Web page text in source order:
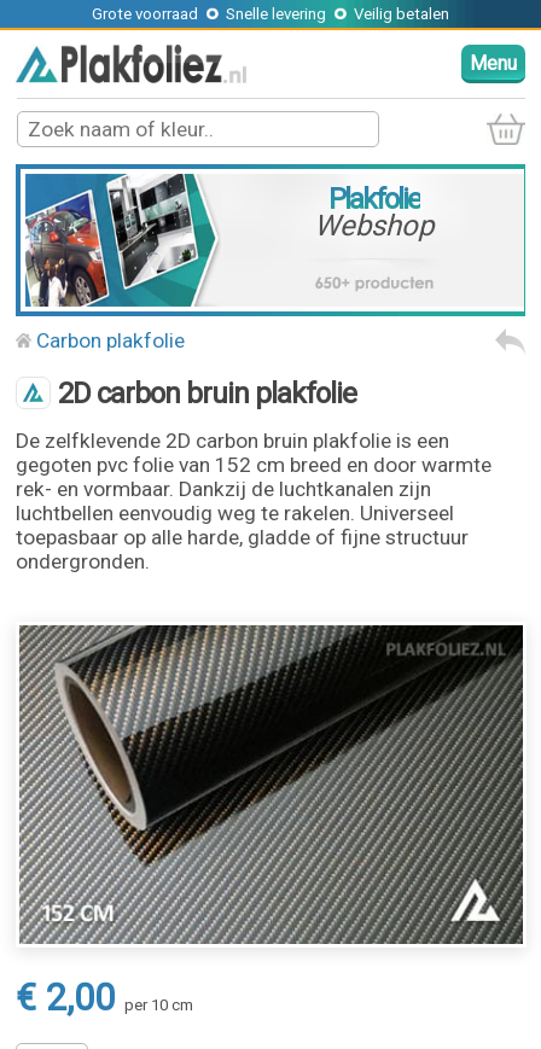
Grote voorraad Snelle levering Veilig betalen
Menu
Plakfolie
Webshop
Carbon plakfolie
2D carbon bruin plakfolie
De zelfklevende 2D carbon bruin plakfolie is een
gegoten pvc folie van 152 cm breed en door warmte
rek- en vormbaar. Dankzij de luchtkanalen zijn
luchtbellen eenvoudig weg te rakelen. Universeel
toepasbaar op alle harde, gladde of fijne structuur
ondergronden.
€ 2,00 per 10 cm